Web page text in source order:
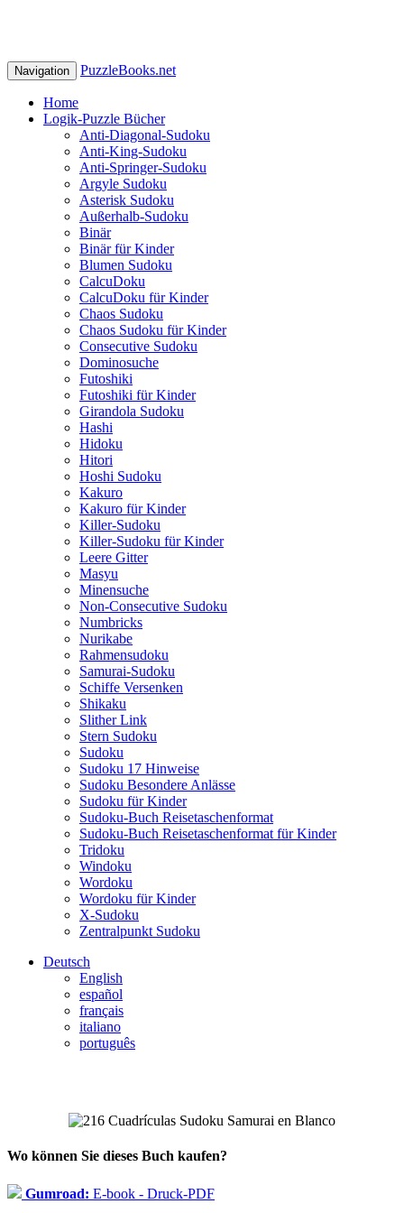
Navigation PuzzleBooks.net
Home
Logik-Puzzle Bücher
Anti-Diagonal-Sudoku
Anti-King-Sudoku
Anti-Springer-Sudoku
Argyle Sudoku
Asterisk Sudoku
Außerhalb-Sudoku
Binär
Binär für Kinder
Blumen Sudoku
CalcuDoku
CalcuDoku für Kinder
Chaos Sudoku
Chaos Sudoku für Kinder
Consecutive Sudoku
Dominosuche
Futoshiki
Futoshiki für Kinder
Girandola Sudoku
Hashi
Hidoku
Hitori
Hoshi Sudoku
Kakuro
Kakuro für Kinder
Killer-Sudoku
Killer-Sudoku für Kinder
Leere Gitter
Masyu
Minensuche
Non-Consecutive Sudoku
Numbricks
Nurikabe
Rahmensudoku
Samurai-Sudoku
Schiffe Versenken
Shikaku
Slither Link
Stern Sudoku
Sudoku
Sudoku 17 Hinweise
Sudoku Besondere Anlässe
Sudoku für Kinder
Sudoku-Buch Reisetaschenformat
Sudoku-Buch Reisetaschenformat für Kinder
Tridoku
Windoku
Wordoku
Wordoku für Kinder
X-Sudoku
Zentralpunkt Sudoku
Deutsch
English
español
français
italiano
português
Wo können Sie dieses Buch kaufen?
Gumroad: E-book - Druck-PDF